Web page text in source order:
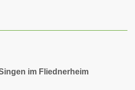
im Fliednerheim